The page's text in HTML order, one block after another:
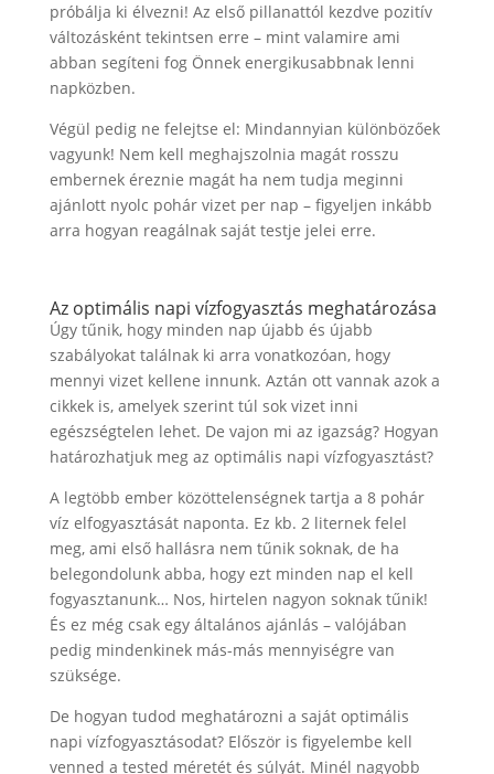
próbálja ki élvezni! Az első pillanattól kezdve pozitív
változásként tekintsen erre – mint valamire ami
abban segíteni fog Önnek energikusabbnak lenni
napközben.
Végül pedig ne felejtse el: Mindannyian különbözőek
vagyunk! Nem kell meghajszolnia magát rosszu
embernek éreznie magát ha nem tudja meginni
ajánlott nyolc pohár vizet per nap – figyeljen inkább
arra hogyan reagálnak saját testje jelei erre.
Az optimális napi vízfogyasztás meghatározása
Úgy tűnik, hogy minden nap újabb és újabb
szabályokat találnak ki arra vonatkozóan, hogy
mennyi vizet kellene innunk. Aztán ott vannak azok a
cikkek is, amelyek szerint túl sok vizet inni
egészségtelen lehet. De vajon mi az igazság? Hogyan
határozhatjuk meg az optimális napi vízfogyasztást?
A legtöbb ember közöttelenségnek tartja a 8 pohár
víz elfogyasztását naponta. Ez kb. 2 liternek felel
meg, ami első hallásra nem tűnik soknak, de ha
belegondolunk abba, hogy ezt minden nap el kell
fogyasztanunk… Nos, hirtelen nagyon soknak tűnik!
És ez még csak egy általános ajánlás – valójában
pedig mindenkinek más-más mennyiségre van
szüksége.
De hogyan tudod meghatározni a saját optimális
napi vízfogyasztásodat? Először is figyelembe kell
venned a tested méretét és súlyát. Minél nagyobb